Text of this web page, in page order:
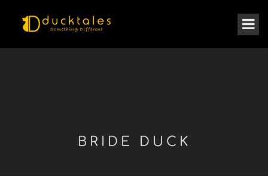
BRIDE DUCK